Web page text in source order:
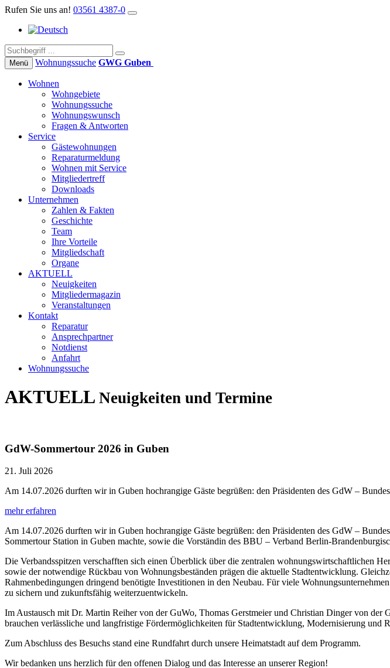
Rufen Sie uns an! 03561 4387-0
Menü Wohnungs­suche GWG Guben
Wohnen
Wohngebiete
Wohnungssuche
Wohnungswunsch
Fragen & Antworten
Service
Gästewohnungen
Reparaturmeldung
Wohnen mit Service
Mitgliedertreff
Downloads
Unternehmen
Zahlen & Fakten
Geschichte
Team
Ihre Vorteile
Mitgliedschaft
Organe
AKTUELL
Neuigkeiten
Mitgliedermagazin
Veranstaltungen
Kontakt
Reparatur
Ansprechpartner
Notdienst
Anfahrt
Wohnungssuche
AKTUELL Neuigkeiten und Termine
GdW-Sommertour 2026 in Guben
21. Juli 2026
Am 14.07.2026 durften wir in Guben hochrangige Gäste begrüßen: den Präsidenten des GdW –
mehr erfahren
Am 14.07.2026 durften wir in Guben hochrangige Gäste begrüßen: den Präsidenten des GdW –
Sommertour Station in Guben machte, sowie die Vorständin des BBU – Verband
Die Verbandsspitzen verschafften sich einen Überblick über die zentralen wohnungswirtschaftlichen
sowie der notwendige Rückbau von Wohnungsbeständen prägen die aktuelle Stadtentwicklung.
Rahmenbedingungen dringend benötigte Investitionen in den Neubau. Für viele
zu sichern und zukunftsfähig weiterzuentwickeln.
Im Austausch mit Dr. Martin Reiher von der GuWo, Thomas Gerstmeier und Christian Dinger von
brauchen verlässliche und langfristige Fördermöglichkeiten für Stadtentwicklung, Modernisierung und
Zum Abschluss des Besuchs stand eine Rundfahrt durch unsere Heimatstadt auf dem Programm.
Wir bedanken uns herzlich für den offenen Dialog und das Interesse an unserer Region!